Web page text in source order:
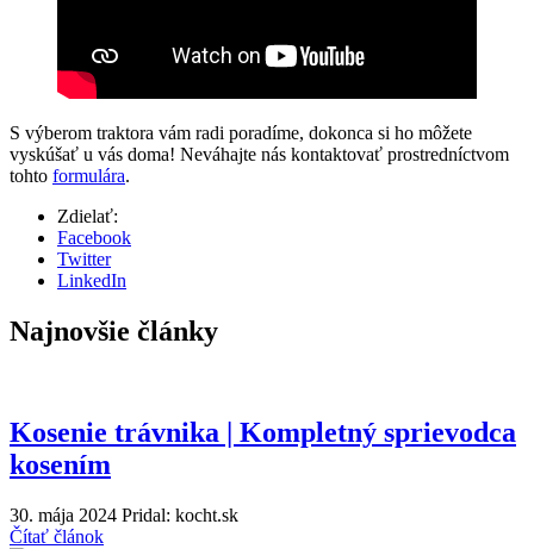
S výberom traktora vám radi poradíme, dokonca si ho môžete
vyskúšať u vás doma! Neváhajte nás kontaktovať prostredníctvom
tohto formulára.
Zdielať:
Facebook
Twitter
LinkedIn
Najnovšie články
Kosenie trávnika | Kompletný sprievodca
kosením
30. mája 2024 Pridal: kocht.sk
Čítať článok